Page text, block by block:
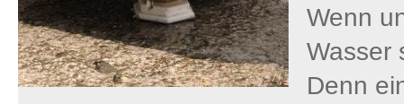
Wenn
Wasser
Denn